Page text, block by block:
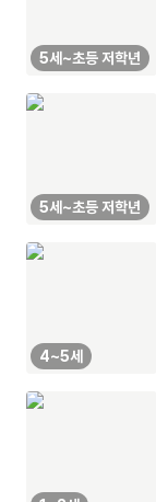
5세~초등 저학년
5세~초등 저학년
4~5세